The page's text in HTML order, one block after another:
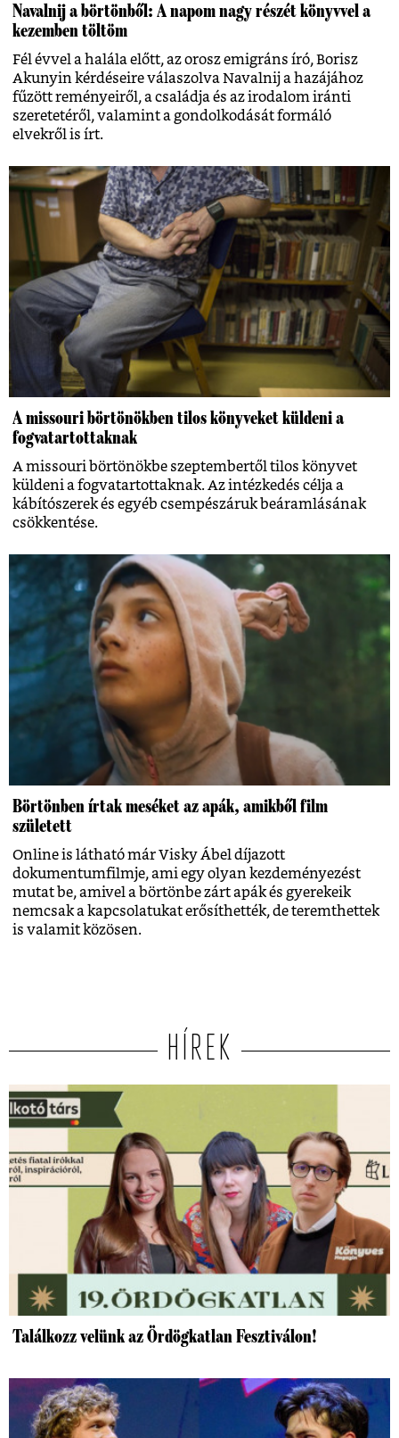
Navalnij a börtönből: A napom nagy részét könyvvel a
kezemben töltöm
Fél évvel a halála előtt, az orosz emigráns író, Borisz
Akunyin kérdéseire válaszolva Navalnij a hazájához
fűzött reményeiről, a családja és az irodalom iránti
szeretetéről, valamint a gondolkodását formáló
elvekről is írt.
A missouri börtönökben tilos könyveket küldeni a
fogvatartottaknak
A missouri börtönökbe szeptembertől tilos könyvet
küldeni a fogvatartottaknak. Az intézkedés célja a
kábítószerek és egyéb csempészáruk beáramlásának
csökkentése.
Börtönben írtak meséket az apák, amikből film
született
Online is látható már Visky Ábel díjazott
dokumentumfilmje, ami egy olyan kezdeményezést
mutat be, amivel a börtönbe zárt apák és gyerekeik
nemcsak a kapcsolatukat erősíthették, de teremthettek
is valamit közösen.
HÍREK
Találkozz velünk az Ördögkatlan Fesztiválon!